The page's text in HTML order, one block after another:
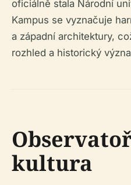
oficiálně stala Národní
Kampus se vyznačuje
a západní architektury,
rozhled a historický
kultura